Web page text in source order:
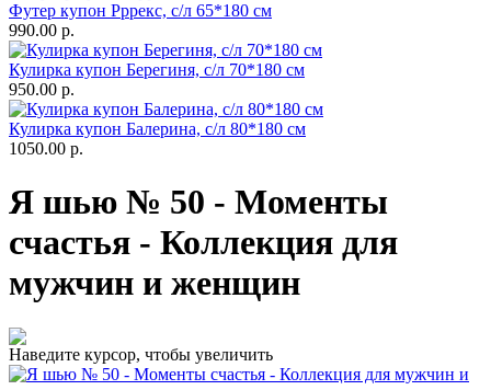
Футер купон Рррекс, с/л 65*180 см
990.00 р.
Кулирка купон Берегиня, с/л 70*180 см
950.00 р.
Кулирка купон Балерина, с/л 80*180 см
1050.00 р.
Я шью № 50 - Моменты
счастья - Коллекция для
мужчин и женщин
Наведите курсор, чтобы увеличить